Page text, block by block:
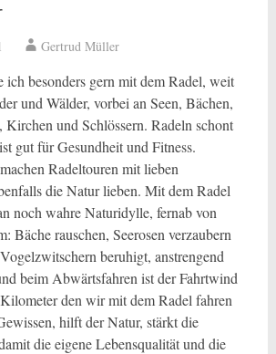
Gertrud Müller
ich besonders gern mit dem Radel, weit
und Wälder, vorbei an Seen, Bächen,
und Schlössern. Radeln schont
gut für Gesundheit und Fitness.
Radeltouren mit lieben
die Natur lieben. Mit dem Radel
noch wahre Naturidylle, fernab von
Bäche rauschen, Seerosen verzaubern
beruhigt, anstrengend
beim Abwärtsfahren ist der Fahrtwind
den wir mit dem Radel fahren
hilft der Natur, stärkt die
die eigene Lebensqualität und die